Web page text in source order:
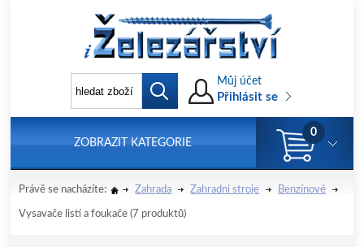
Můj účet
Přihlásit se
ZOBRAZIT KATEGORIE
0
Právě se nacházíte: Zahrada Zahradni stroje Benzínové
Vysavače listí a foukače (7 produktů)